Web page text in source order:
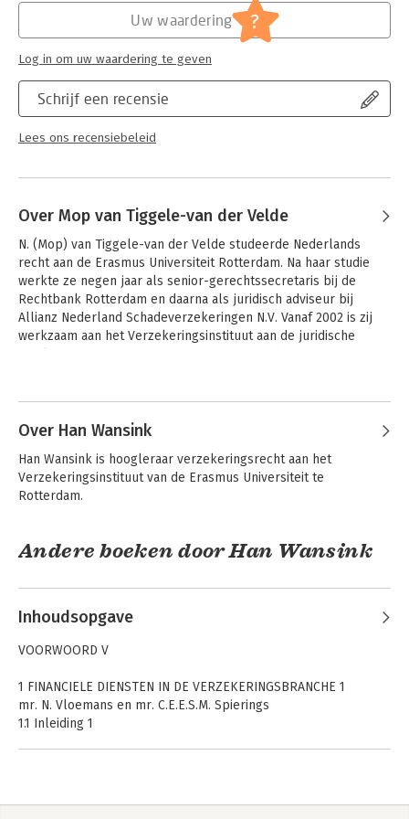
Recht en Praktijk - Verzekeringsrecht
Schrijf een recensie
Lees ons recensiebeleid
Uw waardering ?
Log in om uw waardering te geven
Over Mop van Tiggele-van der Velde
N. (Mop) van Tiggele-van der Velde studeerde Nederlands
recht aan de Erasmus Universiteit Rotterdam. Na haar studie
werkte ze negen jaar als senior-gerechtssecretaris bij de
Rechtbank Rotterdam en daarna als juridisch adviseur bij
Allianz Nederland Schadeverzekeringen N.V. Vanaf 2002 is zij
werkzaam aan het Verzekeringsinstituut aan de juridische
Asser 7-IX
Verzekering
Over Han Wansink
Han Wansink is hoogleraar verzekeringsrecht aan het
Verzekeringsinstituut van de Erasmus Universiteit te
Rotterdam.
Andere boeken door Han Wansink
Inhoudsopgave
VOORWOORD V
1 FINANCIELE DIENSTEN IN DE VERZEKERINGSBRANCHE 1
mr. N. Vloemans en mr. C.E.E.S.M. Spierings
1.1 Inleiding 1